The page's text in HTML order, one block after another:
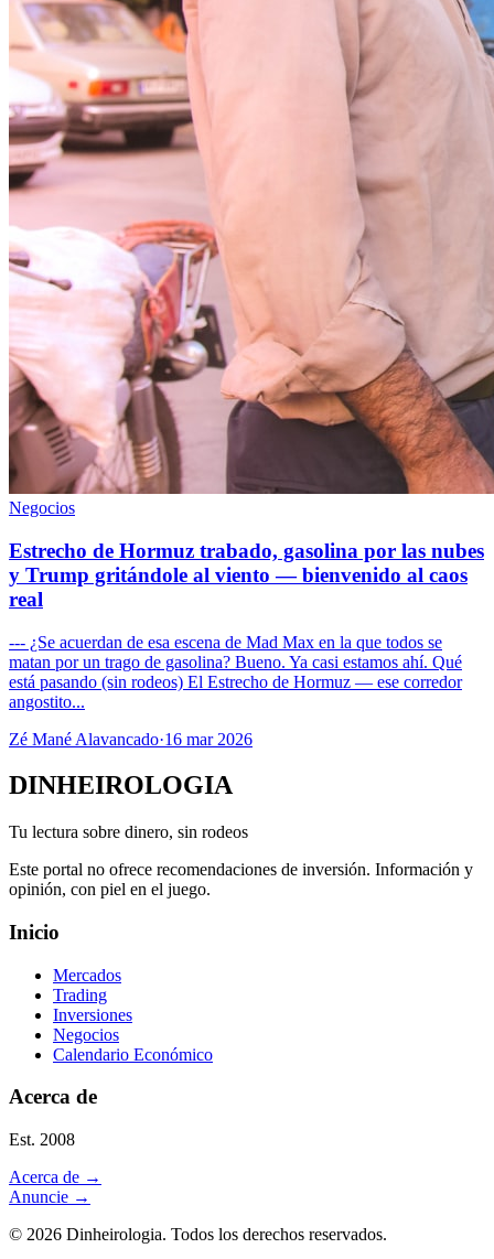
Negocios
Estrecho de Hormuz trabado, gasolina por las nubes
y Trump gritándole al viento — bienvenido al caos
real
--- ¿Se acuerdan de esa escena de Mad Max en la que todos se
matan por un trago de gasolina? Bueno. Ya casi estamos ahí. Qué
está pasando (sin rodeos) El Estrecho de Hormuz — ese corredor
angostito...
Zé Mané Alavancado·16 mar 2026
DINHEIROLOGIA
Tu lectura sobre dinero, sin rodeos
Este portal no ofrece recomendaciones de inversión. Información y
opinión, con piel en el juego.
Inicio
Mercados
Trading
Inversiones
Negocios
Calendario Económico
Acerca de
Est. 2008
Acerca de →
Anuncie →
© 2026 Dinheirologia. Todos los derechos reservados.